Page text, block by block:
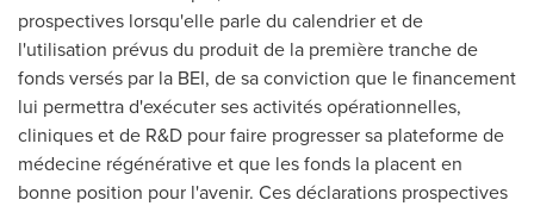
prospectives lorsqu'elle parle du calendrier et de
l'utilisation prévus du produit de la première tranche de
fonds versés par la BEI, de sa conviction que le financement
lui permettra d'exécuter ses activités opérationnelles,
cliniques et de R&D pour faire progresser sa plateforme de
médecine régénérative et que les fonds la placent en
bonne position pour l'avenir. Ces déclarations prospectives